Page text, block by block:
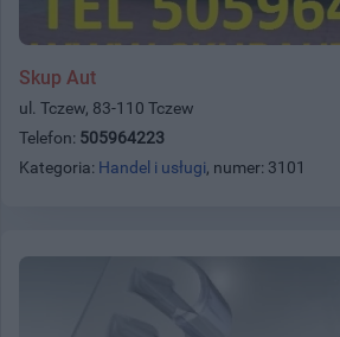
Skup Aut
ul. Tczew, 83-110 Tczew
Telefon: 505964223
Kategoria: Handel i usługi, numer: 3101